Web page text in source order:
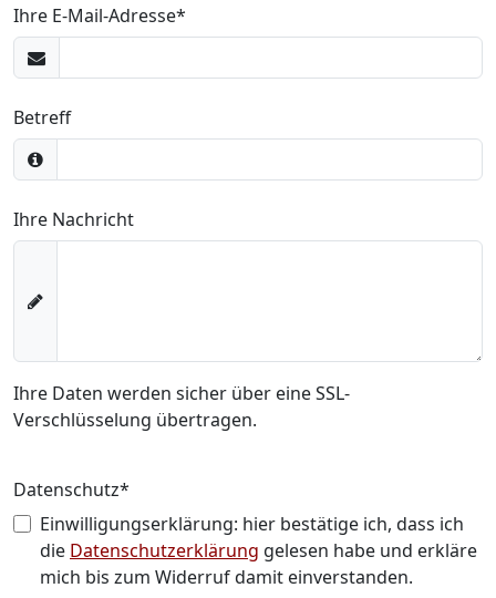
Pflichtfeld
Ihre E-Mail-Adresse*
Betreff
Ihre Nachricht
Ihre Daten werden sicher über eine SSL-
Verschlüsselung übertragen.
Pflichtfeld
Datenschutz*
Einwilligungserklärung: hier bestätige ich, dass ich
die Datenschutzerklärung gelesen habe und erkläre
mich bis zum Widerruf damit einverstanden.